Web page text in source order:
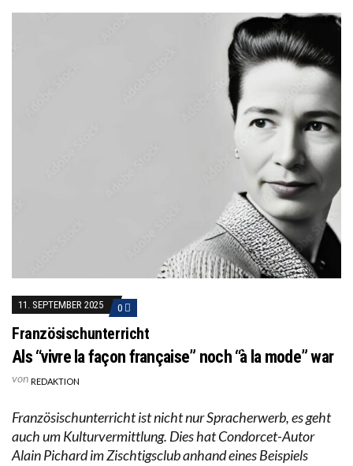
11. SEPTEMBER 2025 0
Französischunterricht
Als “vivre la façon française” noch “à la mode” war
von REDAKTION
Französischunterricht ist nicht nur Spracherwerb, es geht
auch um Kulturvermittlung. Dies hat Condorcet-Autor
Alain Pichard im Zischtigsclub anhand eines Beispiels